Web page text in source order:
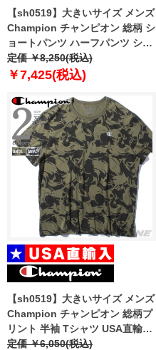
【sh0519】大きいサイズ メンズ
Champion チャンピオン 総柄 シ
ョートパンツ ハーフパンツ ショ
ーツ USA直輸入 85707p
定価 ￥8,250(税込)
￥7,425(税込)
【sh0519】大きいサイズ メンズ
Champion チャンピオン 総柄プ
リント 半袖 Tシャツ USA直輸入
t8754
定価 ￥6,050(税込)